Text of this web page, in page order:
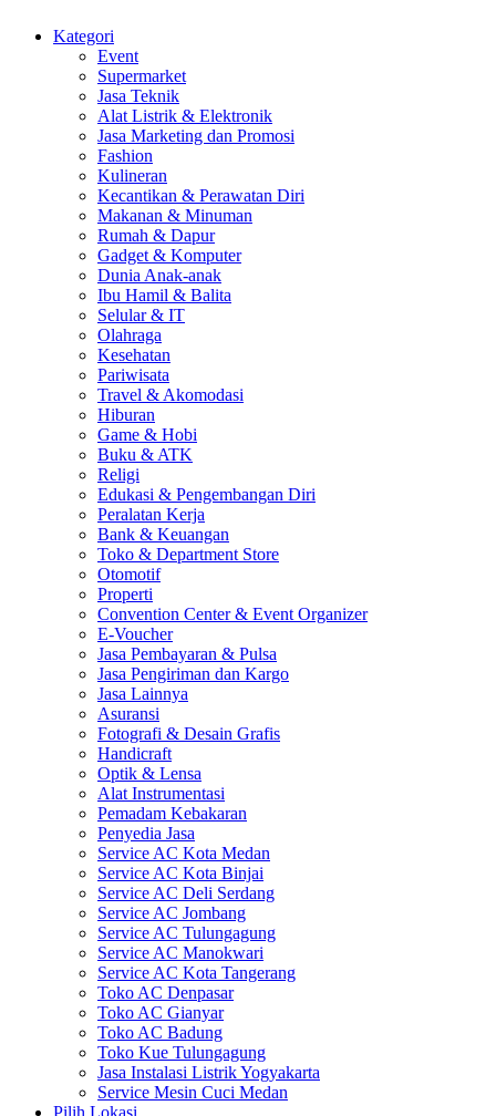
Kategori
Event
Supermarket
Jasa Teknik
Alat Listrik & Elektronik
Jasa Marketing dan Promosi
Fashion
Kulineran
Kecantikan & Perawatan Diri
Makanan & Minuman
Rumah & Dapur
Gadget & Komputer
Dunia Anak-anak
Ibu Hamil & Balita
Selular & IT
Olahraga
Kesehatan
Pariwisata
Travel & Akomodasi
Hiburan
Game & Hobi
Buku & ATK
Religi
Edukasi & Pengembangan Diri
Peralatan Kerja
Bank & Keuangan
Toko & Department Store
Otomotif
Properti
Convention Center & Event Organizer
E-Voucher
Jasa Pembayaran & Pulsa
Jasa Pengiriman dan Kargo
Jasa Lainnya
Asuransi
Fotografi & Desain Grafis
Handicraft
Optik & Lensa
Alat Instrumentasi
Pemadam Kebakaran
Penyedia Jasa
Service AC Kota Medan
Service AC Kota Binjai
Service AC Deli Serdang
Service AC Jombang
Service AC Tulungagung
Service AC Manokwari
Service AC Kota Tangerang
Toko AC Denpasar
Toko AC Gianyar
Toko AC Badung
Toko Kue Tulungagung
Jasa Instalasi Listrik Yogyakarta
Service Mesin Cuci Medan
Pilih Lokasi